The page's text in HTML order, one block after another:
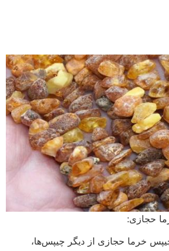
حجازی:
خرما حجازی از دیگر چیپس‌ها،